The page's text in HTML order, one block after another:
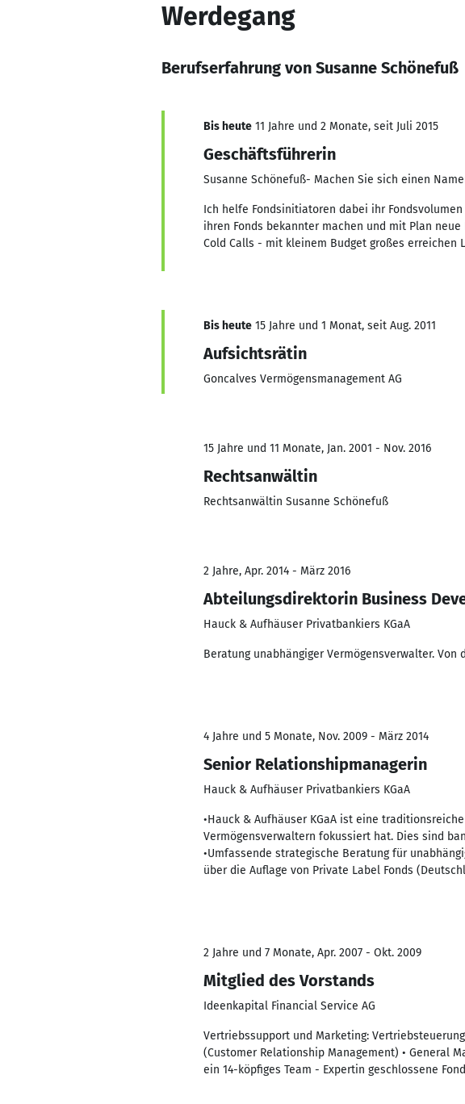
Werdegang
Berufserfahrung von Susanne Schönefuß
Bis heute 11 Jahre und 2 Monate, seit Juli 2015
Geschäftsführerin
Susanne Schönefuß- Machen Sie sich einen
Ich helfe Fondsinitiatoren dabei ihr
ihren Fonds bekannter machen und mit Plan
Cold Calls - mit kleinem Budget großes erreichen
Bis heute 15 Jahre und 1 Monat, seit Aug. 2011
Aufsichtsrätin
Goncalves Vermögensmanagement AG
15 Jahre und 11 Monate, Jan. 2001 - Nov. 2016
Rechtsanwältin
Rechtsanwältin Susanne Schönefuß
2 Jahre, Apr. 2014 - März 2016
Abteilungsdirektorin Business
Hauck & Aufhäuser Privatbankiers KGaA
Beratung unabhängiger Vermögensverwalter.
4 Jahre und 5 Monate, Nov. 2009 - März 2014
Senior Relationshipmanagerin
Hauck & Aufhäuser Privatbankiers KGaA
•Hauck & Aufhäuser KGaA ist eine
Vermögensverwaltern fokussiert hat. Dies sind
•Umfassende strategische Beratung für
über die Auflage von Private Label Fonds
2 Jahre und 7 Monate, Apr. 2007 - Okt. 2009
Mitglied des Vorstands
Ideenkapital Financial Service AG
Vertriebssupport und Marketing:
(Customer Relationship Management) • General
ein 14-köpfiges Team - Expertin geschlossene